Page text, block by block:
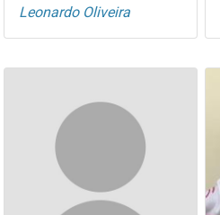
Leonardo Oliveira